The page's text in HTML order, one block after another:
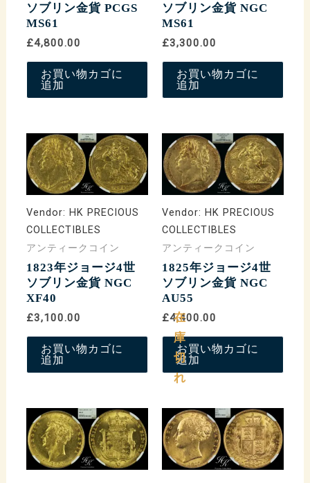
ソブリン金貨 PCGS
MS61
£4,800.00
お買い物カゴに
追加
ソブリン金貨 NGC
MS61
£3,300.00
お買い物カゴに
追加
Vendor: HK PRECIOUS
COLLECTIBLES
アンティークコイン
1823年ジョージ4世
ソブリン金貨 NGC
XF40
£3,100.00
お買い物カゴに
追加
Vendor: HK PRECIOUS
COLLECTIBLES
アンティークコイン
1825年ジョージ4世
ソブリン金貨 NGC
AU55
£4,400.00
お買い物カゴに
追加
在
庫
切
れ